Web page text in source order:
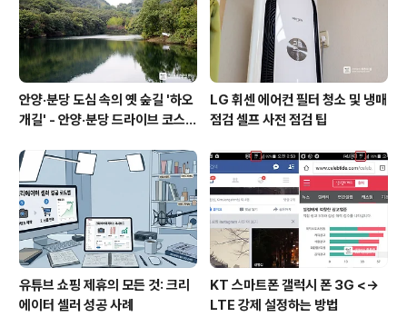
안양·분당 도심 속의 옛 숲길 '하오
개길' - 안양·분당 드라이브 코스
LG 휘센 에어컨 필터 청소 및 냉매
점검 셀프 사전 점검 팁
유튜브 쇼핑 제휴의 모든 것: 크리
에이터 셀러 성공 사례
KT 스마트폰 갤럭시 폰 3G <->
LTE 강제 설정하는 방법